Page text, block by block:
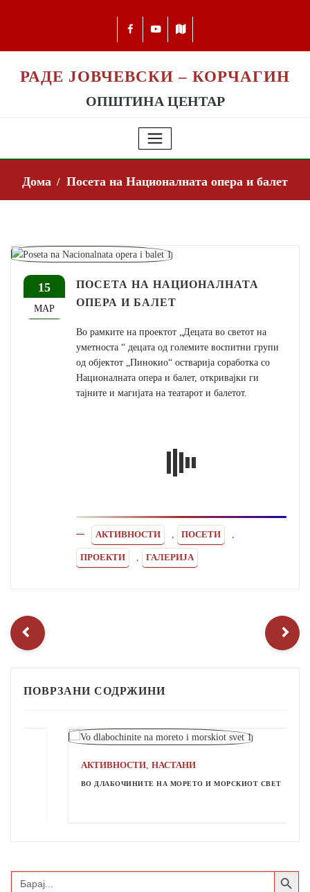
РАДЕ ЈОВЧЕВСКИ – КОРЧАГИН
ОПШТИНА ЦЕНТАР
Дома Посета на Националната опера и балет
15
МАР
ПОСЕТА НА НАЦИОНАЛНАТА
ОПЕРА И БАЛЕТ
Во рамките на проектот „Децата во светот на
уметноста “ децата од големите воспитни групи
од објектот „Пинокио“ остварија соработка со
Националната опера и балет, откривајки ги
тајните и магијата на театарот и балетот.
АКТИВНОСТИ ПОСЕТИ
ПРОЕКТИ ГАЛЕРИЈА
ПОВРЗАНИ СОДРЖИНИ
АКТИВНОСТИ,НАСТАНИ
ВО ДЛАБОЧИНИТЕ НА МОРЕТО И МОРСКИОТ СВЕТ
Search
for:
Search Button